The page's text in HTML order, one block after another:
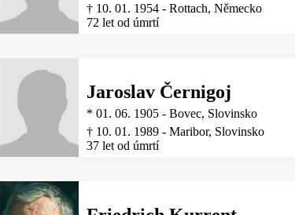
† 10. 01. 1954 - Rottach, Německo
72 let od úmrtí
Jaroslav Černigoj
* 01. 06. 1905 - Bovec, Slovinsko
† 10. 01. 1989 - Maribor, Slovinsko
37 let od úmrtí